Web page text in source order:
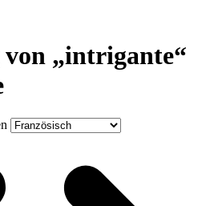
von „intrigante“